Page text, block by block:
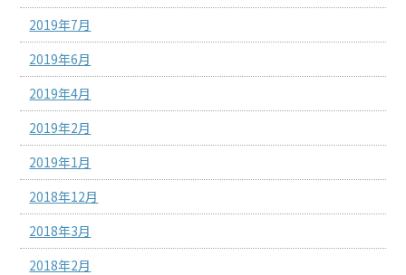
2019年7月
2019年6月
2019年4月
2019年2月
2019年1月
2018年12月
2018年3月
2018年2月